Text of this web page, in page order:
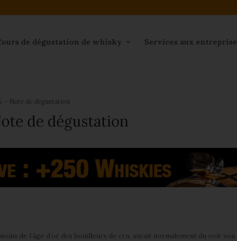
de dégustation de whisky Services aux entreprise
– Note de dégustation
de dégustation
de l’âge d’or des bouilleurs de cru, aurait normalement du voir son